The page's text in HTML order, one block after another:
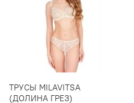
ТРУСЫ MILAVITSA
(ДОЛИНА ГРЕЗ)